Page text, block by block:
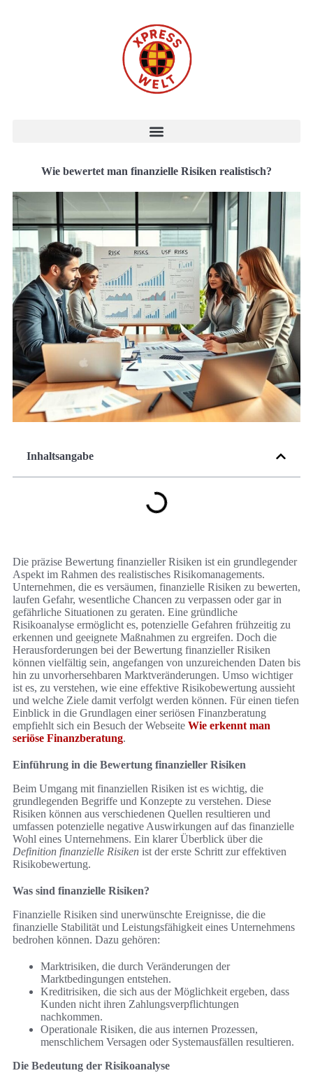
Wie bewertet man finanzielle Risiken realistisch?
Inhaltsangabe
Die präzise Bewertung finanzieller Risiken ist ein grundlegender
Aspekt im Rahmen des realistisches Risikomanagements.
Unternehmen, die es versäumen, finanzielle Risiken zu bewerten,
laufen Gefahr, wesentliche Chancen zu verpassen oder gar in
gefährliche Situationen zu geraten. Eine gründliche
Risikoanalyse ermöglicht es, potenzielle Gefahren frühzeitig zu
erkennen und geeignete Maßnahmen zu ergreifen. Doch die
Herausforderungen bei der Bewertung finanzieller Risiken
können vielfältig sein, angefangen von unzureichenden Daten bis
hin zu unvorhersehbaren Marktveränderungen. Umso wichtiger
ist es, zu verstehen, wie eine effektive Risikobewertung aussieht
und welche Ziele damit verfolgt werden können. Für einen tiefen
Einblick in die Grundlagen einer seriösen Finanzberatung
empfiehlt sich ein Besuch der Webseite Wie erkennt man
seriöse Finanzberatung.
Einführung in die Bewertung finanzieller Risiken
Beim Umgang mit finanziellen Risiken ist es wichtig, die
grundlegenden Begriffe und Konzepte zu verstehen. Diese
Risiken können aus verschiedenen Quellen resultieren und
umfassen potenzielle negative Auswirkungen auf das finanzielle
Wohl eines Unternehmens. Ein klarer Überblick über die
Definition finanzielle Risiken ist der erste Schritt zur effektiven
Risikobewertung.
Was sind finanzielle Risiken?
Finanzielle Risiken sind unerwünschte Ereignisse, die die
finanzielle Stabilität und Leistungsfähigkeit eines Unternehmens
bedrohen können. Dazu gehören:
Marktrisiken, die durch Veränderungen der
Marktbedingungen entstehen.
Kreditrisiken, die sich aus der Möglichkeit ergeben, dass
Kunden nicht ihren Zahlungsverpflichtungen
nachkommen.
Operationale Risiken, die aus internen Prozessen,
menschlichem Versagen oder Systemausfällen resultieren.
Die Bedeutung der Risikoanalyse